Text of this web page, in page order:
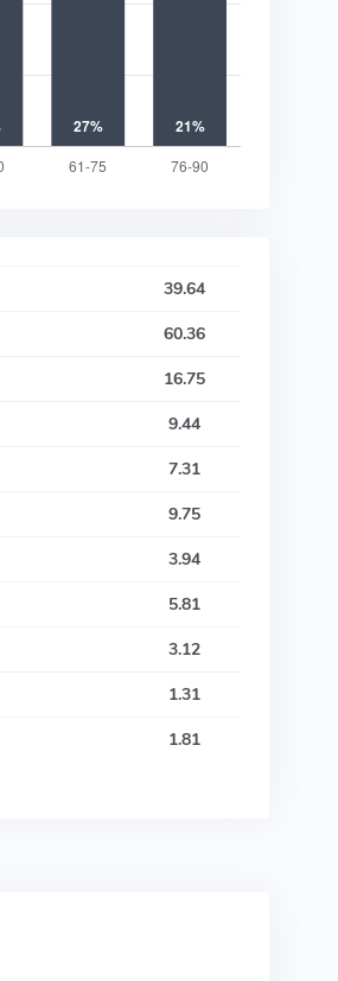
39.64
60.36
16.75
9.44
7.31
9.75
3.94
5.81
3.12
1.31
1.81